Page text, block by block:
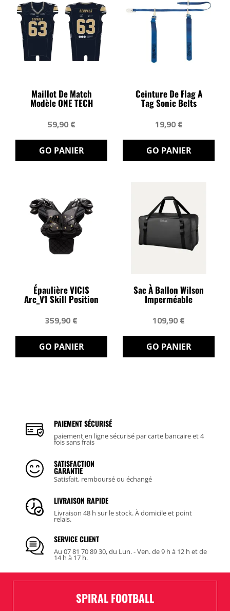
Maillot De Match
Modèle ONE TECH
59,90 €
GO PANIER
Ceinture De Flag A
Tag Sonic Belts
19,90 €
GO PANIER
Épaulière VICIS
Arc_V1 Skill Position
359,90 €
GO PANIER
Sac À Ballon Wilson
Imperméable
109,90 €
GO PANIER
PAIEMENT SÉCURISÉ
paiement en ligne sécurisé par carte bancaire et 4
fois sans frais
SATISFACTION
GARANTIE
Satisfait, remboursé ou échangé
LIVRAISON RAPIDE
Livraison 48 h sur le stock. À domicile et point
relais.
SERVICE CLIENT
Au 07 81 70 89 30, du Lun. - Ven. de 9 h à 12 h et de
14 h à 17 h.
SPIRAL FOOTBALL